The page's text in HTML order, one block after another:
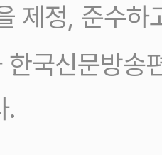
제정, 준수하
한국신문방송
.